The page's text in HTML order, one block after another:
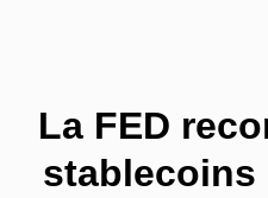
La FED
stablecoins